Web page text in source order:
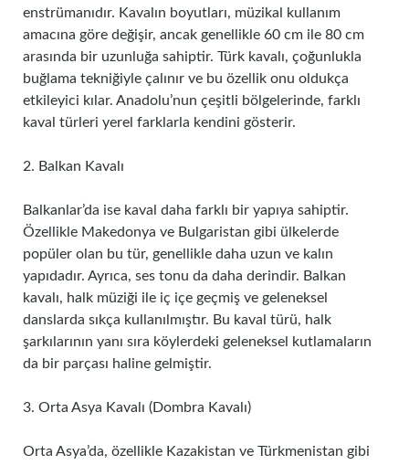
enstrümanıdır. Kavalın boyutları, müzikal kullanım
amacına göre değişir, ancak genellikle 60 cm ile 80 cm
arasında bir uzunluğa sahiptir. Türk kavalı, çoğunlukla
buğlama tekniğiyle çalınır ve bu özellik onu oldukça
etkileyici kılar. Anadolu’nun çeşitli bölgelerinde, farklı
kaval türleri yerel farklarla kendini gösterir.
2. Balkan Kavalı
Balkanlar’da ise kaval daha farklı bir yapıya sahiptir.
Özellikle Makedonya ve Bulgaristan gibi ülkelerde
popüler olan bu tür, genellikle daha uzun ve kalın
yapıdadır. Ayrıca, ses tonu da daha derindir. Balkan
kavalı, halk müziği ile iç içe geçmiş ve geleneksel
danslarda sıkça kullanılmıştır. Bu kaval türü, halk
şarkılarının yanı sıra köylerdeki geleneksel kutlamaların
da bir parçası haline gelmiştir.
3. Orta Asya Kavalı (Dombra Kavalı)
Orta Asya’da, özellikle Kazakistan ve Türkmenistan gibi